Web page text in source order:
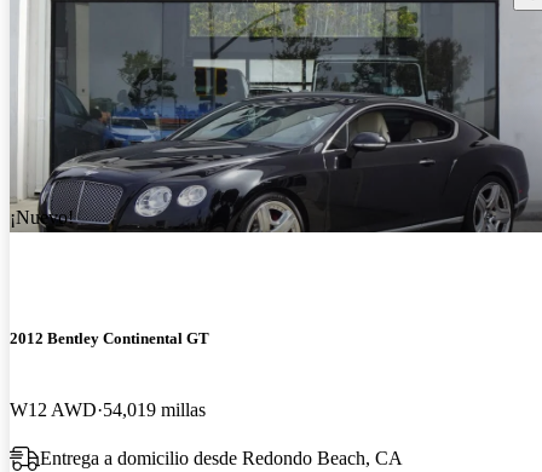
¡Nuevo!
2012 Bentley Continental GT
W12 AWD 54,019 millas
Entrega a domicilio desde Redondo Beach, CA